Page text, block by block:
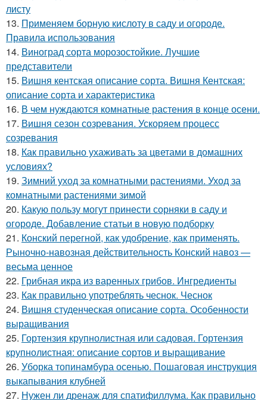
листу
13. Применяем борную кислоту в саду и огороде.
Правила использования
14. Виноград сорта морозостойкие. Лучшие
представители
15. Вишня кентская описание сорта. Вишня Кентская:
описание сорта и характеристика
16. В чем нуждаются комнатные растения в конце осени.
17. Вишня сезон созревания. Ускоряем процесс
созревания
18. Как правильно ухаживать за цветами в домашних
условиях?
19. Зимний уход за комнатными растениями. Уход за
комнатными растениями зимой
20. Какую пользу могут принести сорняки в саду и
огороде. Добавление статьи в новую подборку
21. Конский перегной, как удобрение, как применять.
Рыночно-навозная действительность Конский навоз —
весьма ценное
22. Грибная икра из варенных грибов. Ингредиенты
23. Как правильно употреблять чеснок. Чеснок
24. Вишня студенческая описание сорта. Особенности
выращивания
25. Гортензия крупнолистная или садовая. Гортензия
крупнолистная: описание сортов и выращивание
26. Уборка топинамбура осенью. Пошаговая инструкция
выкапывания клубней
27. Нужен ли дренаж для спатифиллума. Как правильно